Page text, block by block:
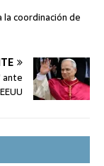
la coordinación de
ante